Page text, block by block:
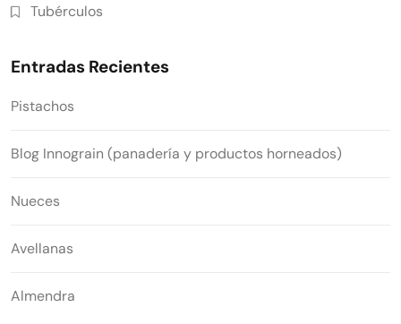
Tubérculos
Entradas Recientes
Pistachos
Blog Innograin (panadería y productos horneados)
Nueces
Avellanas
Almendra